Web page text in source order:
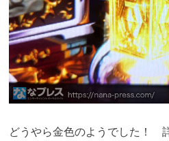
どうやら金色のようでした！